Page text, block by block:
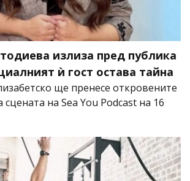
излиза пред публика
ѝ гост остава тайна
ще пренесе откровените
сцената на Sea You Podcast на 16